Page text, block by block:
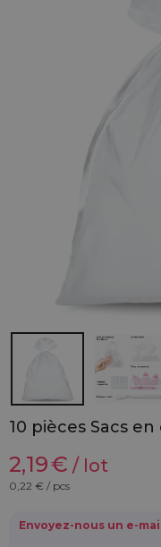
10 pièces Sacs
2,19€ / lot
0,22 € / pcs
Envoyez-nous un e-